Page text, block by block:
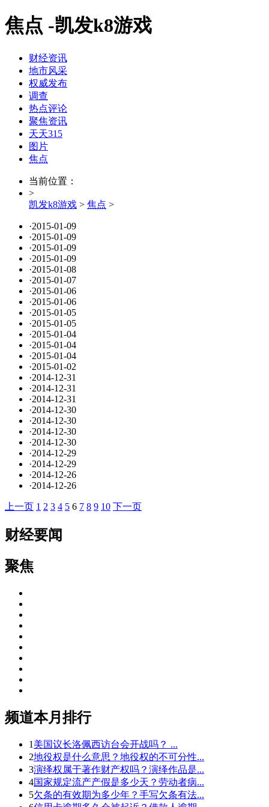
焦点 -凯发k8游戏
财经资讯
地市风采
权威发布
调查
热点评论
聚焦资讯
天天315
图片
焦点
当前位置：
>
凯发k8游戏 > 焦点 >
·2015-01-09
·2015-01-09
·2015-01-09
·2015-01-09
·2015-01-08
·2015-01-07
·2015-01-06
·2015-01-06
·2015-01-05
·2015-01-05
·2015-01-04
·2015-01-04
·2015-01-04
·2015-01-02
·2014-12-31
·2014-12-31
·2014-12-31
·2014-12-30
·2014-12-30
·2014-12-30
·2014-12-30
·2014-12-29
·2014-12-29
·2014-12-26
·2014-12-26
上一页 1 2 3 4 5 6 7 8 9 10 下一页
财经要闻
聚焦
频道本月排行
1美国议长洛佩西访台会开战吗？ ...
2地役权是什么意思？地役权的不可分性...
3演绎权属于著作财产权吗？演绎作品是...
4国家规定流产产假是多少天？劳动者病...
5欠条的有效期为多少年？手写欠条有法...